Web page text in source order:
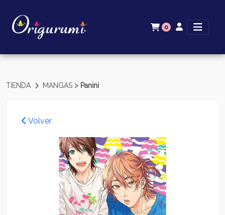
0
TIENDA MANGAS > Panini
Volver